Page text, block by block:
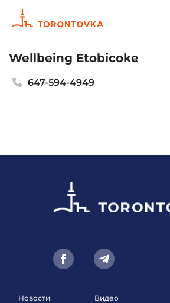
Wellbeing Etobicoke
647-594-4949
Новости
Видео